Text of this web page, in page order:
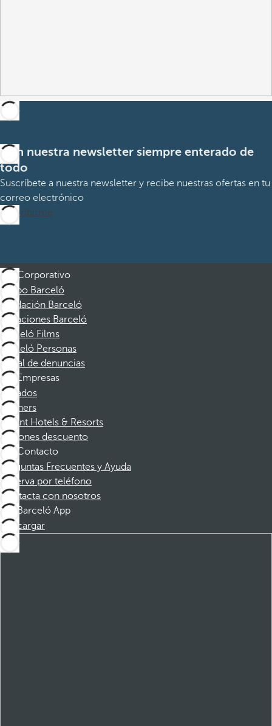
Con nuestra newsletter siempre enterado de
todo
Suscríbete a nuestra newsletter y recibe nuestras ofertas en tu
correo electrónico
Suscribirme
Corporativo
Grupo Barceló
Fundación Barceló
Vacaciones Barceló
Barceló Films
Barceló Personas
Canal de denuncias
Empresas
Afiliados
Partners
Dorint Hotels & Resorts
Cupones descuento
Contacto
Preguntas Frecuentes y Ayuda
Reserva por teléfono
Contacta con nosotros
Barceló App
Descargar